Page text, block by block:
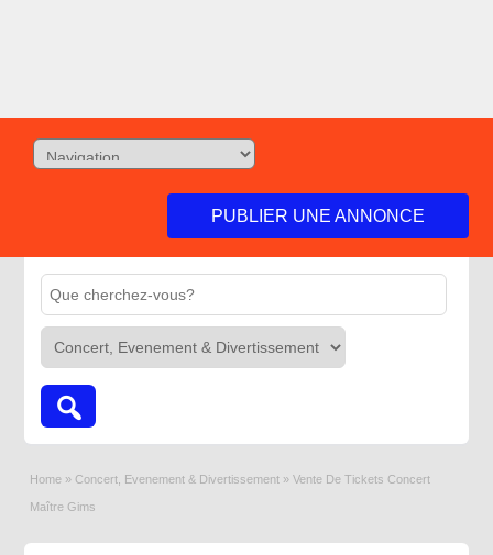
PUBLIER UNE ANNONCE
Home » Concert, Evenement & Divertissement » Vente De Tickets Concert
Maître Gims